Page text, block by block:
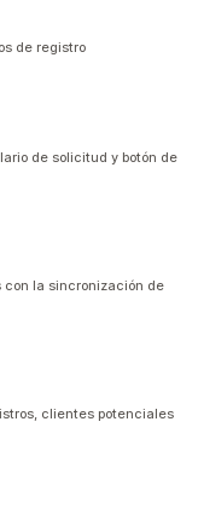
de registro
de solicitud y botón de
con la sincronización de
clientes potenciales